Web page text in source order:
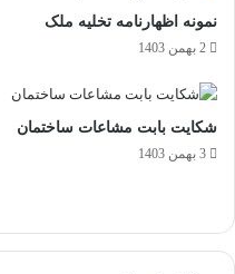
نمونه اظهارنامه تخلیه ملک
2 بهمن 1403
شکایت بابت مشاعات ساختمان
3 بهمن 1403